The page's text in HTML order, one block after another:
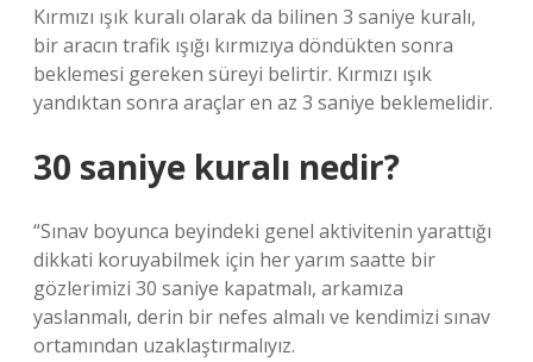
Kırmızı ışık kuralı olarak da bilinen 3 saniye kuralı,
bir aracın trafik ışığı kırmızıya döndükten sonra
beklemesi gereken süreyi belirtir. Kırmızı ışık
yandıktan sonra araçlar en az 3 saniye beklemelidir.
30 saniye kuralı nedir?
“Sınav boyunca beyindeki genel aktivitenin yarattığı
dikkati koruyabilmek için her yarım saatte bir
gözlerimizi 30 saniye kapatmalı, arkamıza
yaslanmalı, derin bir nefes almalı ve kendimizi sınav
ortamından uzaklaştırmalıyız.